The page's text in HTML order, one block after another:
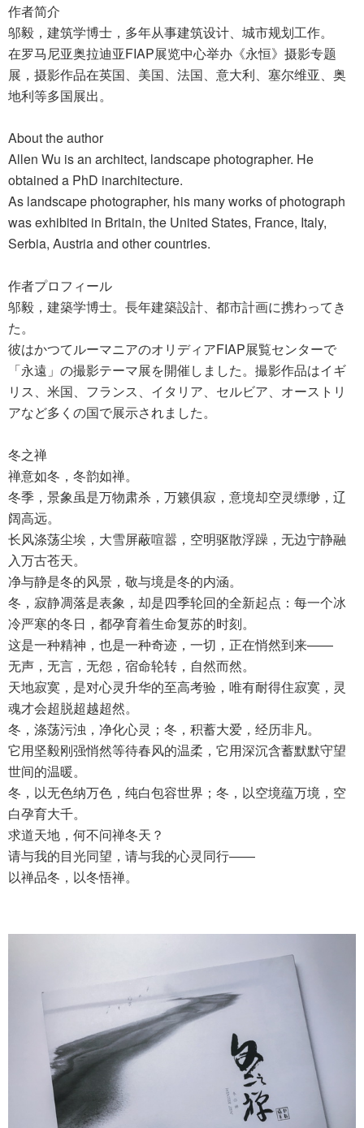
作者简介
邬毅，建筑学博士，多年从事建筑设计、城市规划工作。
在罗马尼亚奥拉迪亚FIAP展览中心举办《永恒》摄影专题
展，摄影作品在英国、美国、法国、意大利、塞尔维亚、奥
地利等多国展出。
About the author
Allen Wu is an architect, landscape photographer. He
obtained a PhD inarchitecture.
As landscape photographer, his many works of photograph
was exhibited in Britain, the United States, France, Italy,
Serbia, Austria and other countries.
作者プロフィール
邬毅，建築学博士。長年建築設計、都市計画に携わってき
た。
彼はかつてルーマニアのオリディアFIAP展覧センターで
「永遠」の撮影テーマ展を開催しました。撮影作品はイギ
リス、米国、フランス、イタリア、セルビア、オーストリ
アなど多くの国で展示されました。
冬之禅
禅意如冬，冬韵如禅。
冬季，景象虽是万物肃杀，万籁俱寂，意境却空灵缥缈，辽
阔高远。
长风涤荡尘埃，大雪屏蔽喧嚣，空明驱散浮躁，无边宁静融
入万古苍天。
净与静是冬的风景，敬与境是冬的内涵。
冬，寂静凋落是表象，却是四季轮回的全新起点：每一个冰
冷严寒的冬日，都孕育着生命复苏的时刻。
这是一种精神，也是一种奇迹，一切，正在悄然到来——
无声，无言，无怨，宿命轮转，自然而然。
天地寂寞，是对心灵升华的至高考验，唯有耐得住寂寞，灵
魂才会超脱超越超然。
冬，涤荡污浊，净化心灵；冬，积蓄大爱，经历非凡。
它用坚毅刚强悄然等待春风的温柔，它用深沉含蓄默默守望
世间的温暖。
冬，以无色纳万色，纯白包容世界；冬，以空境蕴万境，空
白孕育大千。
求道天地，何不问禅冬天？
请与我的目光同望，请与我的心灵同行——
以禅品冬，以冬悟禅。